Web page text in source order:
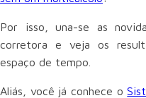
Por isso, una-se as
corretora e veja os
espaço de tempo.
Aliás, você já conhece o